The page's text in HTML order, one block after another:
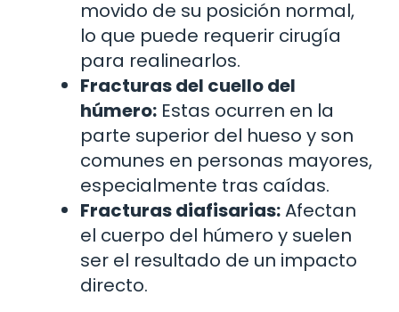
movido de su posición normal,
lo que puede requerir cirugía
para realinearlos.
Fracturas del cuello del
húmero: Estas ocurren en la
parte superior del hueso y son
comunes en personas mayores,
especialmente tras caídas.
Fracturas diafisarias:Afectan
el cuerpo del húmero y suelen
ser el resultado de un impacto
directo.